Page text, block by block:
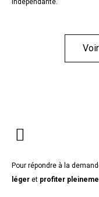
Pour répondre à la
léger et profiter